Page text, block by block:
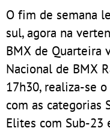
O fim de semana
sul, agora na
BMX de Quarteira
Nacional de BMX
17h30, realiza-se
com as categorias
Elites com Sub-23